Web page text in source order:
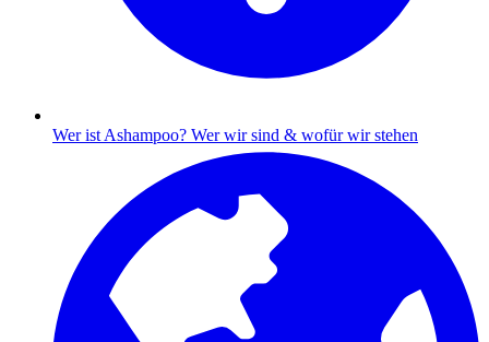
Wer ist Ashampoo? Wer wir sind & wofür wir stehen